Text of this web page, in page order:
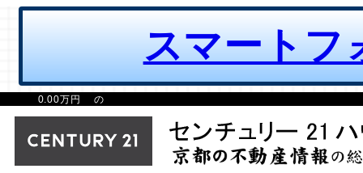
スマートフ
0.00万円 の